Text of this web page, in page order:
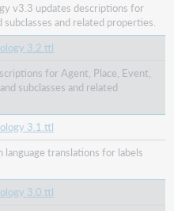
v3.3 updates descriptions for
subclasses and related properties.
3.2.ttl
for Agent, Place, Event,
subclasses and related
3.1.ttl
language translations for labels
3.0.ttl